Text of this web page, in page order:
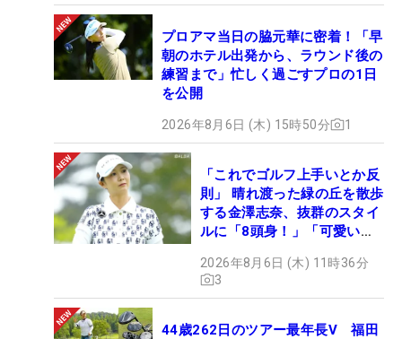
プロアマ当日の脇元華に密着！「早
朝のホテル出発から、ラウンド後の
練習まで」忙しく過ごすプロの1日
を公開
2026年8月6日 (木) 15時50分 1
「これでゴルフ上手いとか反
則」 晴れ渡った緑の丘を散歩
する金澤志奈、抜群のスタイ
ルに「8頭身！」「可愛いに
2026年8月6日 (木) 11時36分
3
44歳262日のツアー最年長V 福田